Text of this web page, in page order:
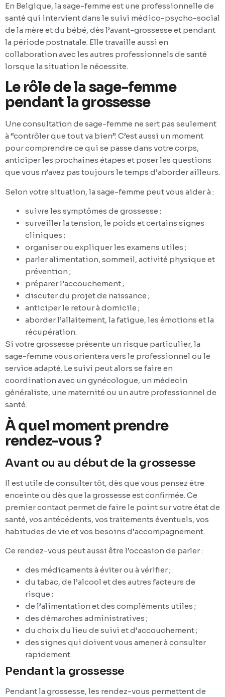
En Belgique, la sage-femme est une professionnelle de
santé qui intervient dans le suivi médico-psycho-social
de la mère et du bébé, dès l’avant-grossesse et pendant
la période postnatale. Elle travaille aussi en
collaboration avec les autres professionnels de santé
lorsque la situation le nécessite.
Le rôle de la sage-femme
pendant la grossesse
Une consultation de sage-femme ne sert pas seulement
à “contrôler que tout va bien”. C’est aussi un moment
pour comprendre ce qui se passe dans votre corps,
anticiper les prochaines étapes et poser les questions
que vous n’avez pas toujours le temps d’aborder ailleurs.
Selon votre situation, la sage-femme peut vous aider à :
suivre les symptômes de grossesse ;
surveiller la tension, le poids et certains signes
cliniques ;
organiser ou expliquer les examens utiles ;
parler alimentation, sommeil, activité physique et
prévention ;
préparer l’accouchement ;
discuter du projet de naissance ;
anticiper le retour à domicile ;
aborder l’allaitement, la fatigue, les émotions et la
récupération.
Si votre grossesse présente un risque particulier, la
sage-femme vous orientera vers le professionnel ou le
service adapté. Le suivi peut alors se faire en
coordination avec un gynécologue, un médecin
généraliste, une maternité ou un autre professionnel de
santé.
À quel moment prendre
rendez-vous ?
Avant ou au début de la grossesse
Il est utile de consulter tôt, dès que vous pensez être
enceinte ou dès que la grossesse est confirmée. Ce
premier contact permet de faire le point sur votre état de
santé, vos antécédents, vos traitements éventuels, vos
habitudes de vie et vos besoins d’accompagnement.
Ce rendez-vous peut aussi être l’occasion de parler :
des médicaments à éviter ou à vérifier ;
du tabac, de l’alcool et des autres facteurs de
risque ;
de l’alimentation et des compléments utiles ;
des démarches administratives ;
du choix du lieu de suivi et d’accouchement ;
des signes qui doivent vous amener à consulter
rapidement.
Pendant la grossesse
Pendant la grossesse, les rendez-vous permettent de